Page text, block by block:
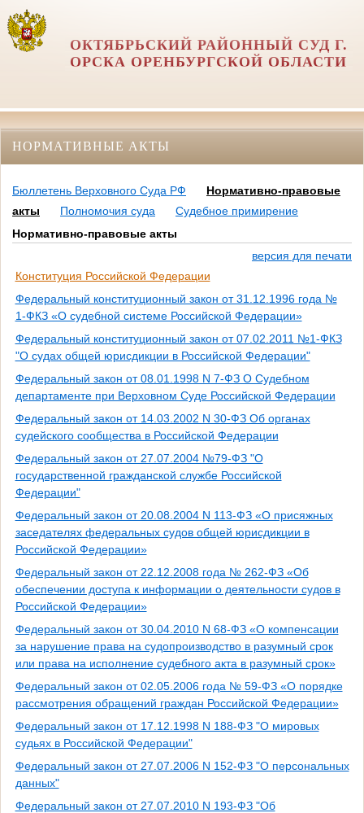
ОКТЯБРЬСКИЙ РАЙОННЫЙ СУД Г.
ОРСКА ОРЕНБУРГСКОЙ ОБЛАСТИ
НОРМАТИВНЫЕ АКТЫ
Бюллетень Верховного Суда РФ
Нормативно-правовые
акты
Полномочия суда
Судебное примирение
Нормативно-правовые акты
версия для печати
Конституция Российской Федерации
Федеральный конституционный закон от 31.12.1996 года №
1-ФКЗ «О судебной системе Российской Федерации»
Федеральный конституционный закон от 07.02.2011 №1-ФКЗ
"О судах общей юрисдикции в Российской Федерации"
Федеральный закон от 08.01.1998 N 7-ФЗ О Судебном
департаменте при Верховном Суде Российской Федерации
Федеральный закон от 14.03.2002 N 30-ФЗ Об органах
судейского сообщества в Российской Федерации
Федеральный закон от 27.07.2004 №79-ФЗ "О
государственной гражданской службе Российской
Федерации"
Федеральный закон от 20.08.2004 N 113-ФЗ «О присяжных
заседателях федеральных судов общей юрисдикции в
Российской Федерации»
Федеральный закон от 22.12.2008 года № 262-ФЗ «Об
обеспечении доступа к информации о деятельности судов в
Российской Федерации»
Федеральный закон от 30.04.2010 N 68-ФЗ «О компенсации
за нарушение права на судопроизводство в разумный срок
или права на исполнение судебного акта в разумный срок»
Федеральный закон от 02.05.2006 года № 59-ФЗ «О порядке
рассмотрения обращений граждан Российской Федерации»
Федеральный закон от 17.12.1998 N 188-ФЗ "О мировых
судьях в Российской Федерации"
Федеральный закон от 27.07.2006 N 152-ФЗ "О персональных
данных"
Федеральный закон от 27.07.2010 N 193-ФЗ "Об